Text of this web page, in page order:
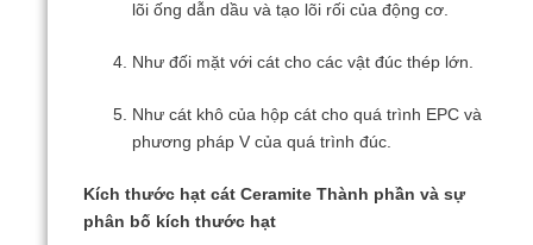
lõi ống dẫn dầu và tạo lõi rối của động cơ.
Như đối mặt với cát cho các vật đúc thép lớn.
Như cát khô của hộp cát cho quá trình EPC và
phương pháp V của quá trình đúc.
Kích thước hạt cát Ceramite Thành phần và sự
phân bố kích thước hạt